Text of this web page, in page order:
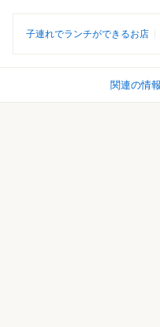
子連れでランチができるお店
関連の情